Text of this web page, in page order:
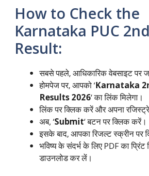
How to Check the
Karnataka PUC
Result:
सबसे पहले, आधिकारिक वेबसाइट पर
होमपेज पर, आपको ‘Karnataka
Results 2026‘ का लिंक मिलेगा।
लिंक पर क्लिक करें और अपना
अब, ‘Submit‘ बटन पर क्लिक करें।
इसके बाद, आपका रिजल्ट स्क्रीन पर
भविष्य के संदर्भ के लिए PDF का
डाउनलोड कर लें।